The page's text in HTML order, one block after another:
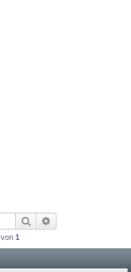
Suche
von 1